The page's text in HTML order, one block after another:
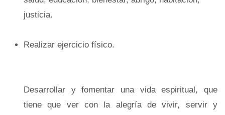
justicia.
Realizar ejercicio físico.
Desarrollar y fomentar una vida espiritual, que
tiene que ver con la alegría de vivir, servir y